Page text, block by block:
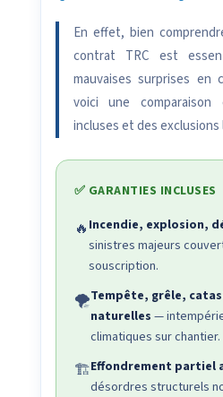
En effet, bien
contrat TRC est
mauvaises surprises en
voici une comparaison
incluses et des
✅ GARANTIES INCLUSES
🔥 Incendie, explosion,
sinistres majeurs
souscription.
🌪️Tempête, grêle,
naturelles —
climatiques sur chantier.
🏗️Effondrement partiel
désordres structurels